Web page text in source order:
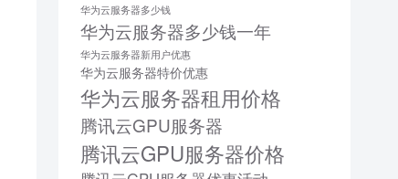
华为云服务器多少钱
华为云服务器多少钱一年
华为云服务器新用户优惠
华为云服务器特价优惠
华为云服务器租用价格
腾讯云GPU服务器
腾讯云GPU服务器价格